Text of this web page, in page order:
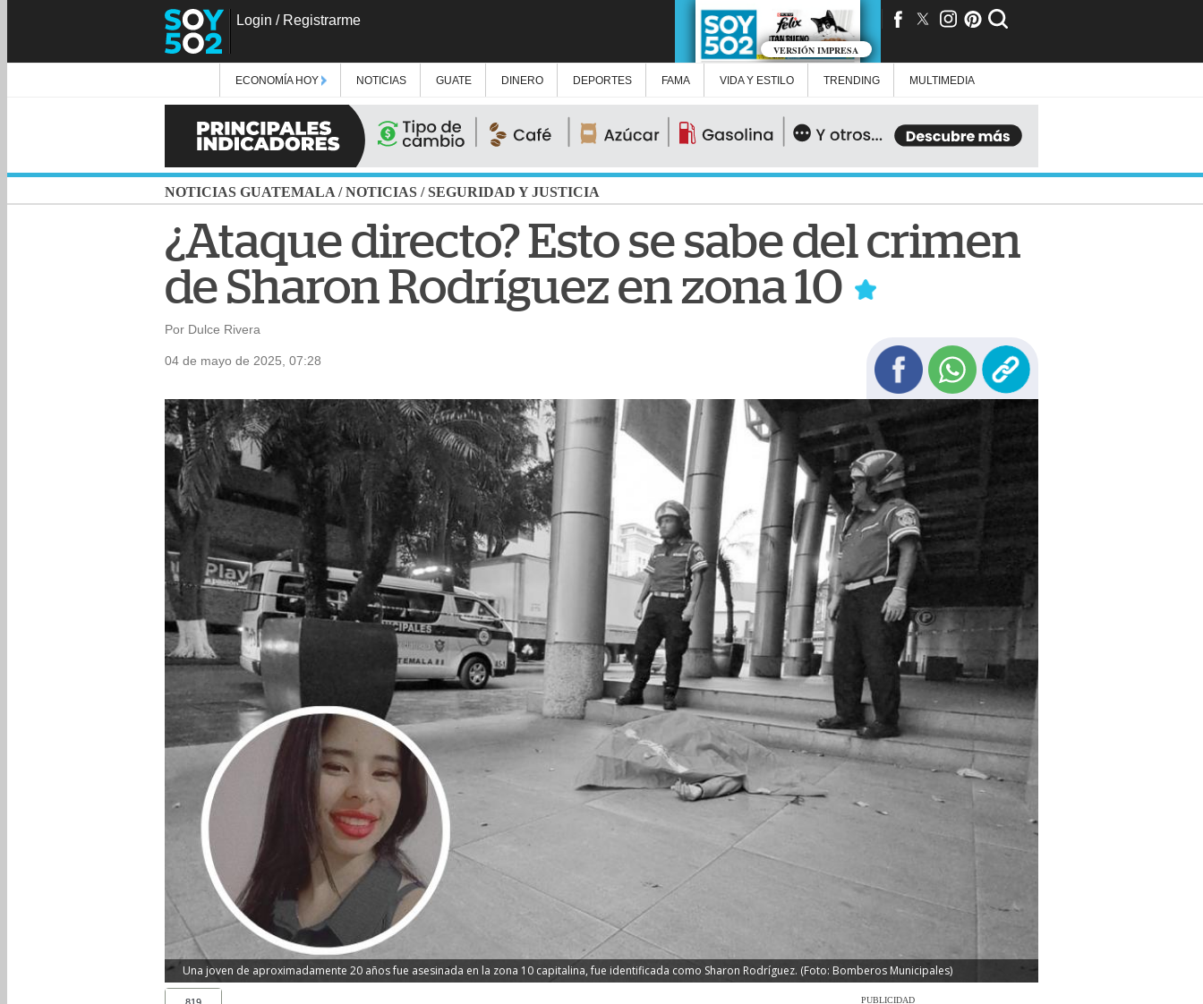
Login / Registrarme
VERSIÓN IMPRESA
ECONOMÍA HOY NOTICIAS GUATE DINERO DEPORTES FAMA VIDA Y ESTILO TRENDING MULTIMEDIA
NOTICIAS GUATEMALA /NOTICIAS /SEGURIDAD Y JUSTICIA
¿Ataque directo? Esto se sabe del crimen
de Sharon Rodríguez en zona 10
Por Dulce Rivera
04 de mayo de 2025, 07:28
Una joven de aproximadamente 20 años fue asesinada en la zona 10 capitalina, fue identificada como Sharon Rodríguez. (Foto: Bomberos Municipales)
PUBLICIDAD